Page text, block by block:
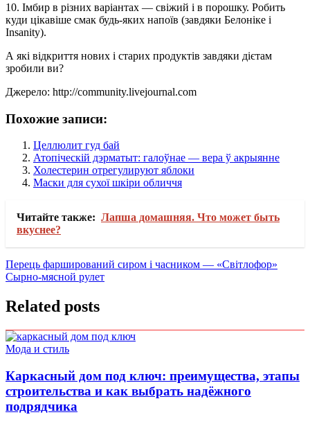
10. Імбир в різних варіантах — свіжий і в порошку. Робить
куди цікавіше смак будь-яких напоїв (завдяки Белоніке і
Insanity).
А які відкриття нових і старих продуктів завдяки дієтам
зробили ви?
Джерело: http://community.livejournal.com
Похожие записи:
Целлюлит гуд бай
Атопіческій дэрматыт: галоўнае — вера ў акрыянне
Холестерин отрегулируют яблоки
Маски для сухої шкіри обличчя
Читайте также: Лапша домашняя. Что может быть
вкуснее?
Навигация
по
записям
Перець фарширований сиром і часником — «Світлофор»
Сырно-мясной рулет
Related posts
Мода и стиль
Каркасный дом под ключ: преимущества, этапы
строительства и как выбрать надёжного
подрядчика